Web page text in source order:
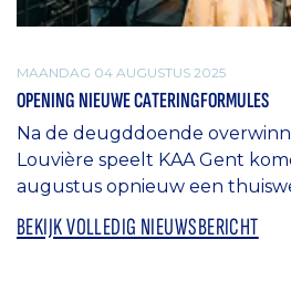
MAANDAG 04 AUGUSTUS 2025
OPENING NIEUWE CATERINGFORMULES
Na de deugddoende
Louvière speelt KAA Gent
augustus opnieuw een
BEKIJK VOLLEDIG NIEUWSBERICHT